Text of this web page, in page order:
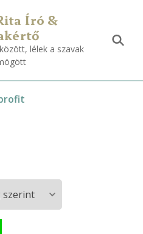
Író &
lélek a szavak